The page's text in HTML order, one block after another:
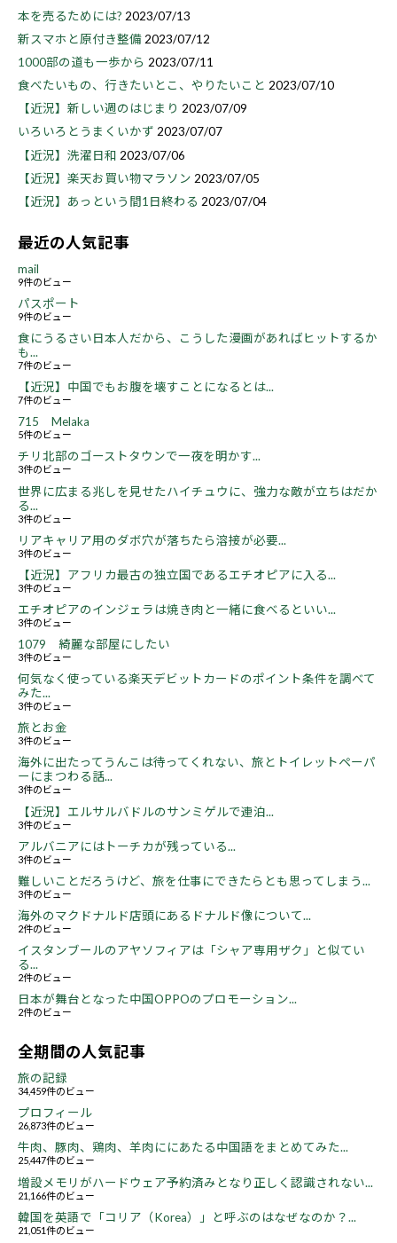
本を売るためには? 2023/07/13
新スマホと原付き整備 2023/07/12
1000部の道も一歩から 2023/07/11
食べたいもの、行きたいとこ、やりたいこと 2023/07/10
【近況】新しい週のはじまり 2023/07/09
いろいろとうまくいかず 2023/07/07
【近況】洗濯日和 2023/07/06
【近況】楽天お買い物マラソン 2023/07/05
【近況】あっという間1日終わる 2023/07/04
最近の人気記事
mail
9件のビュー
パスポート
9件のビュー
食にうるさい日本人だから、こうした漫画があればヒットするか
も...
7件のビュー
【近況】中国でもお腹を壊すことになるとは...
7件のビュー
715 Melaka
5件のビュー
チリ北部のゴーストタウンで一夜を明かす...
3件のビュー
世界に広まる兆しを見せたハイチュウに、強力な敵が立ちはだか
る...
3件のビュー
リアキャリア用のダボ穴が落ちたら溶接が必要...
3件のビュー
【近況】アフリカ最古の独立国であるエチオピアに入る...
3件のビュー
エチオピアのインジェラは焼き肉と一緒に食べるといい...
3件のビュー
1079 綺麗な部屋にしたい
3件のビュー
何気なく使っている楽天デビットカードのポイント条件を調べて
みた...
3件のビュー
旅とお金
3件のビュー
海外に出たってうんこは待ってくれない、旅とトイレットペーパ
ーにまつわる話...
3件のビュー
【近況】エルサルバドルのサンミゲルで連泊...
3件のビュー
アルバニアにはトーチカが残っている...
3件のビュー
難しいことだろうけど、旅を仕事にできたらとも思ってしまう...
3件のビュー
海外のマクドナルド店頭にあるドナルド像について...
2件のビュー
イスタンブールのアヤソフィアは「シャア専用ザク」と似てい
る...
2件のビュー
日本が舞台となった中国OPPOのプロモーション...
2件のビュー
全期間の人気記事
旅の記録
34,459件のビュー
プロフィール
26,873件のビュー
牛肉、豚肉、鶏肉、羊肉ににあたる中国語をまとめてみた...
25,447件のビュー
増設メモリがハードウェア予約済みとなり正しく認識されない...
21,166件のビュー
韓国を英語で「コリア（Korea）」と呼ぶのはなぜなのか？...
21,051件のビュー